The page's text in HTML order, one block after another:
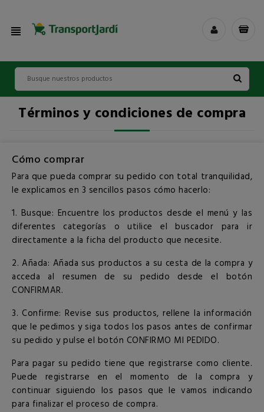
view_headline
Términos y condiciones de compra
Cómo comprar
Para que pueda comprar su pedido con total tranquilidad,
le explicamos en 3 sencillos pasos cómo hacerlo:
1. Busque: Encuentre los productos desde el menú y las
diferentes categorías o utilice el buscador para ir
directamente a la ficha del producto que necesite.
2. Añada: Añada sus productos a su cesta de la compra y
acceda al resumen de su pedido desde el botón
CONFIRMAR.
3. Confirme: Revise sus productos, rellene la información
que le pedimos y siga todos los pasos antes de confirmar
su pedido y pulse el botón CONFIRMO MI PEDIDO.
Para pagar su pedido tiene que registrarse como cliente.
Puede registrarse en el momento de la compra y
continuar siguiendo los pasos que le vamos indicando
para finalizar el proceso de compra.